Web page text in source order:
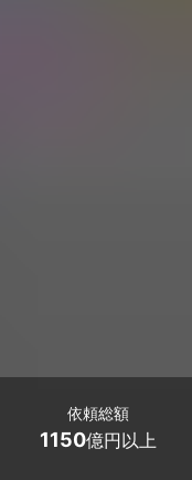
依頼総額
1150億円以上